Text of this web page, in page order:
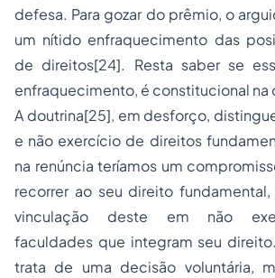
defesa. Para gozar do prêmio, o
um nítido enfraquecimento das
de direitos[24]. Resta saber se
enfraquecimento, é constitucional na
A doutrina[25], em desforço,
e não exercício de direitos
na renúncia teríamos um
recorrer ao seu direito
vinculação deste em não
faculdades que integram seu
trata de uma decisão voluntária,